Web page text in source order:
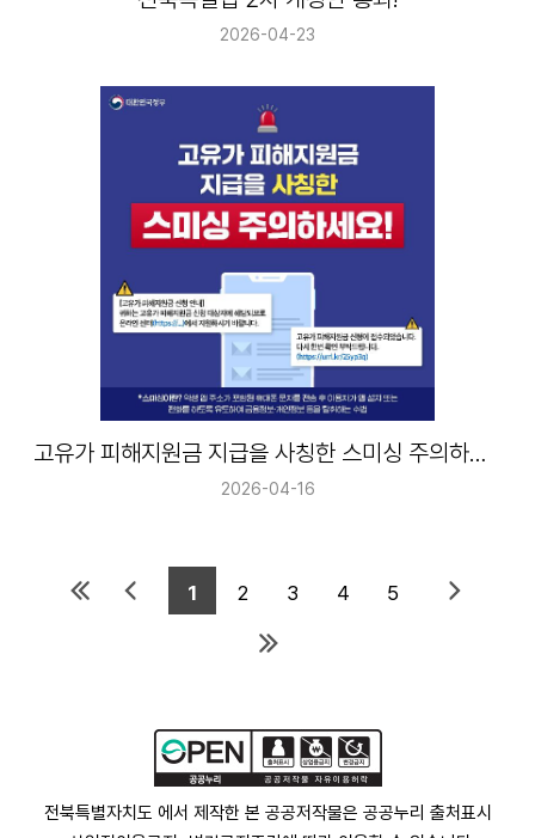
2026-04-23
고유가 피해지원금 지급을 사칭한 스미싱 주의하세요!
2026-04-16
1 2 3 4 5
전북특별자치도 에서 제작한 본 공공저작물은 공공누리 출처표시